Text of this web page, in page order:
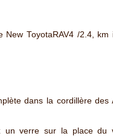
ToyotaRAV4 /2.4, km
dans la cordillère des
un verre sur la place du